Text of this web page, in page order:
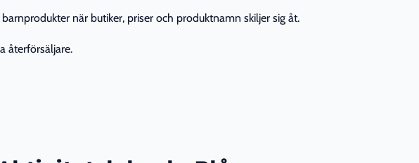
när butiker, priser och produktnamn skiljer sig åt.
återförsäljare.